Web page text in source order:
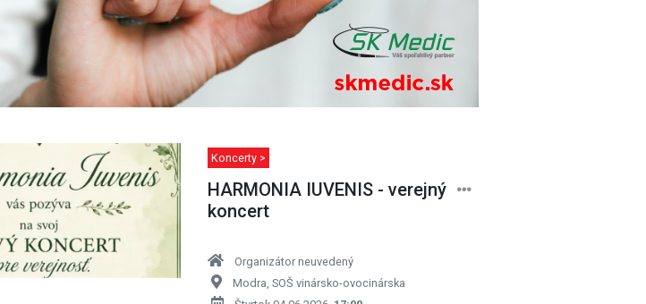
Koncerty >
HARMONIA IUVENIS - verejný
koncert
Organizátor neuvedený
Modra, SOŠ vinársko-ovocinárska